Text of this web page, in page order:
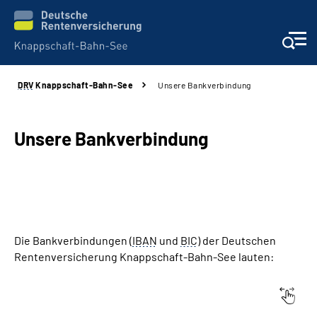
Aktuelles & Presse
Beratung & Kontakt
Arbeitgeber-Services
DRV Knappschaft-Bahn-See Unsere Bankverbindung
Unsere Bankverbindung
Die Bankverbindungen (IBAN und BIC) der Deutschen
Rentenversicherung Knappschaft-Bahn-See lauten: